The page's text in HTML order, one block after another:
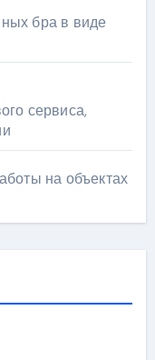
бра в виде
сервиса,
на объектах